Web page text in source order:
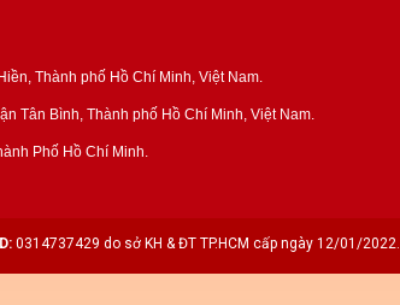
Thành phố Hồ Chí Minh, Việt Nam.
Tân Bình, Thành phố Hồ Chí Minh, Việt Nam.
Phố Hồ Chí Minh.
0314737429 do sở KH & ĐT TP.HCM cấp ngày 12/01/2022.